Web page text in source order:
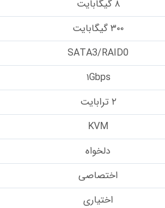
۳۰۰ گیگابایت
SATA3/RAID0
۱Gbps
KVM
دلخواه
اختصاصی
اختیاری